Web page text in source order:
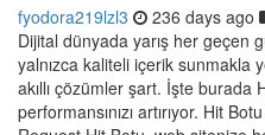
fyodora219lzl3 236 days ago
Dijital dünyada yarış her geçen
yalnızca kaliteli içerik sunmakla
akıllı çözümler şart. İşte
performansınızı artırıyor. Hit